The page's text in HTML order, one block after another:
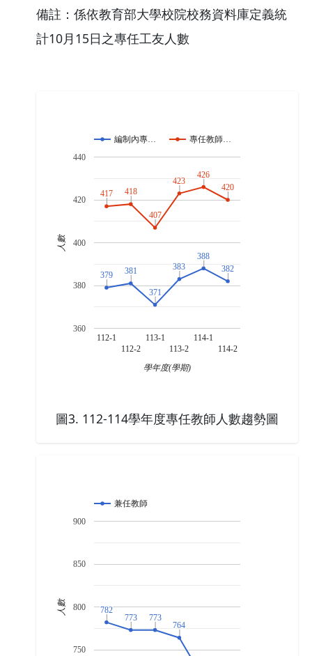
備註：係依教育部大學校院校務資料庫定義統
計10月15日之專任工友人數​
編制內專… 專任教師…
112-1
112-2
113-1
113-2
114-1
114-2
360
380
400
420
440
379
379 381
381
371
371
383
383
388
388
382
382
417
417 418
418
407
407
423
423
426
426
420
420
學年度(學期)
人數
圖3. 112-114學年度專任教師人數趨勢圖
兼任教師
750
800
850
900
782
782
773
773 773
773
764
764
人數